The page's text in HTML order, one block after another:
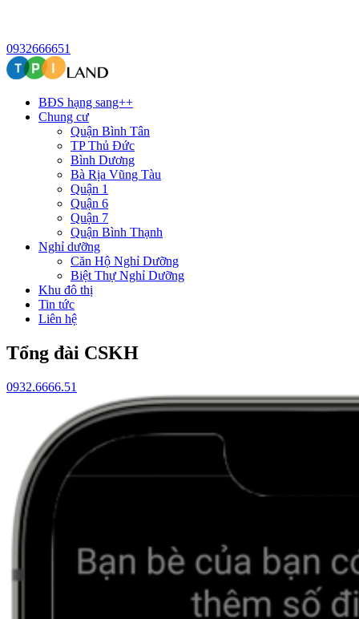
0932666651
BĐS hạng sang++
Chung cư
Quận Bình Tân
TP Thủ Đức
Bình Dương
Bà Rịa Vũng Tàu
Quận 1
Quận 6
Quận 7
Quận Bình Thạnh
Nghỉ dưỡng
Căn Hộ Nghỉ Dưỡng
Biệt Thự Nghỉ Dưỡng
Khu đô thị
Tin tức
Liên hệ
Tổng đài CSKH
0932.6666.51